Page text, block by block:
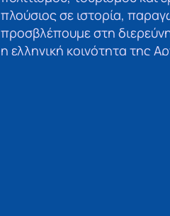
πλούσιος σε ιστορία,
προσβλέπουμε στη
η ελληνική κοινότητα της